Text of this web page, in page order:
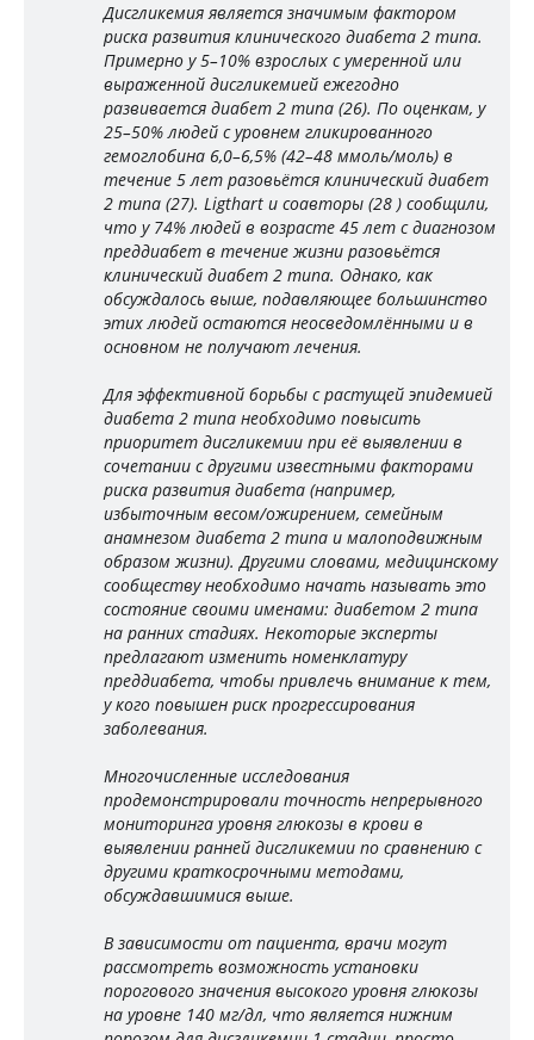
Дисгликемия является значимым фактором
риска развития клинического диабета 2 типа.
Примерно у 5–10% взрослых с умеренной или
выраженной дисгликемией ежегодно
развивается диабет 2 типа (26). По оценкам, у
25–50% людей с уровнем гликированного
гемоглобина 6,0–6,5% (42–48 ммоль/моль) в
течение 5 лет разовьётся клинический диабет
2 типа (27). Ligthart и соавторы (28 ) сообщили,
что у 74% людей в возрасте 45 лет с диагнозом
преддиабет в течение жизни разовьётся
клинический диабет 2 типа. Однако, как
обсуждалось выше, подавляющее большинство
этих людей остаются неосведомлёнными и в
основном не получают лечения.
Для эффективной борьбы с растущей эпидемией
диабета 2 типа необходимо повысить
приоритет дисгликемии при её выявлении в
сочетании с другими известными факторами
риска развития диабета (например,
избыточным весом/ожирением, семейным
анамнезом диабета 2 типа и малоподвижным
образом жизни). Другими словами, медицинскому
сообществу необходимо начать называть это
состояние своими именами: диабетом 2 типа
на ранних стадиях. Некоторые эксперты
предлагают изменить номенклатуру
преддиабета, чтобы привлечь внимание к тем,
у кого повышен риск прогрессирования
заболевания.
Многочисленные исследования
продемонстрировали точность непрерывного
мониторинга уровня глюкозы в крови в
выявлении ранней дисгликемии по сравнению с
другими краткосрочными методами,
обсуждавшимися выше.
В зависимости от пациента, врачи могут
рассмотреть возможность установки
порогового значения высокого уровня глюкозы
на уровне 140 мг/дл, что является нижним